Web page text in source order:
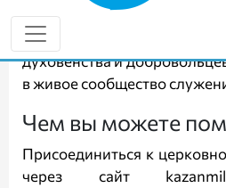
продуктов и вещей.
священникам и мирянам
духовенства и
в живое сообщество
Чем вы можете
Присоединиться к
через сайт